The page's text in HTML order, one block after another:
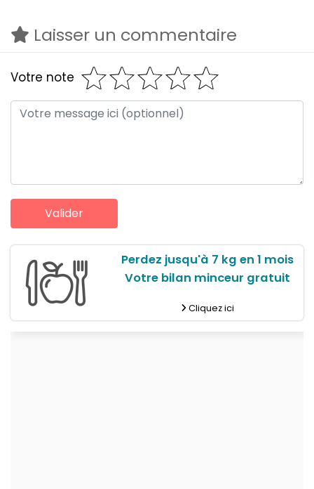
Laisser un commentaire
Votre note
Perdez jusqu'à 7 kg en 1 mois
Votre bilan minceur gratuit
Cliquez ici